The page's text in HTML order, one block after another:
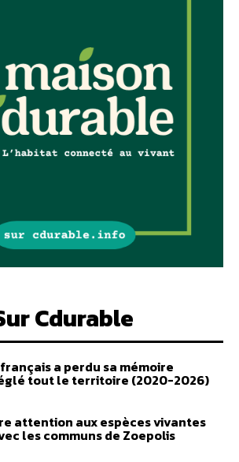
Cdurable
a perdu sa mémoire
tout le territoire (2020-2026)
attention aux espèces vivantes
les communs de Zoepolis